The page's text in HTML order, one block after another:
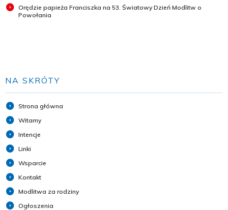
Orędzie papieża Franciszka na 53. Światowy Dzień Modlitw o
Powołania
NA SKRÓTY
Strona główna
Witamy
Intencje
Linki
Wsparcie
Kontakt
Modlitwa za rodziny
Ogłoszenia